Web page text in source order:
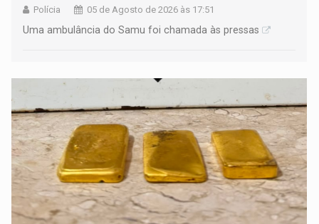
Polícia 05 de Agosto de 2026 às 17:51
Uma ambulância do Samu foi chamada às pressas